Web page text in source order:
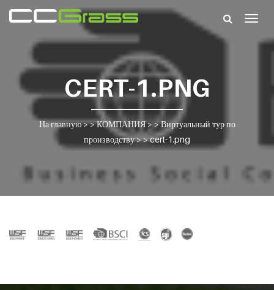
CERT-1.PNG
На главную> >КОМПАНИЯ> >Виртуальный тур по
производству> >cert-1.png